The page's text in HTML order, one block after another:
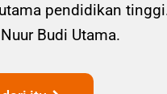
pendidikan
Budi Utama.